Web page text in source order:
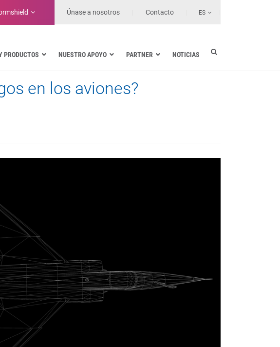
Únase a nosotros Contacto ES
PRODUCTOS
Públicas
críticas
y almacenes
Industria eléctrica
Marina
NUESTRO APOYO PARTNER NOTICIAS
en los aviones?